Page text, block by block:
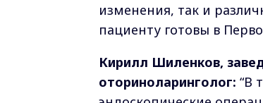
изменения, так и
пациенту готовы в
Кирилл Шиленков,
оториноларинголог: “В